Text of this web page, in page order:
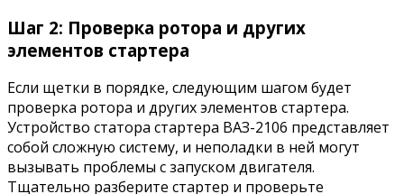
Шаг 2: Проверка ротора и других
элементов стартера
Если щетки в порядке, следующим шагом будет
проверка ротора и других элементов стартера.
Устройство статора стартера ВАЗ-2106 представляет
собой сложную систему, и неполадки в ней могут
вызывать проблемы с запуском двигателя.
Тщательно разберите стартер и проверьте